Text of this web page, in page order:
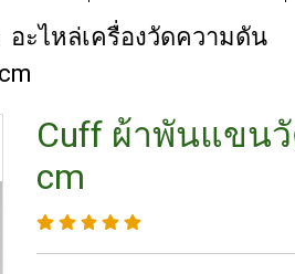
อะไหล่เครื่องวัดความดัน
Cuff ผ้าพันแขน
cm